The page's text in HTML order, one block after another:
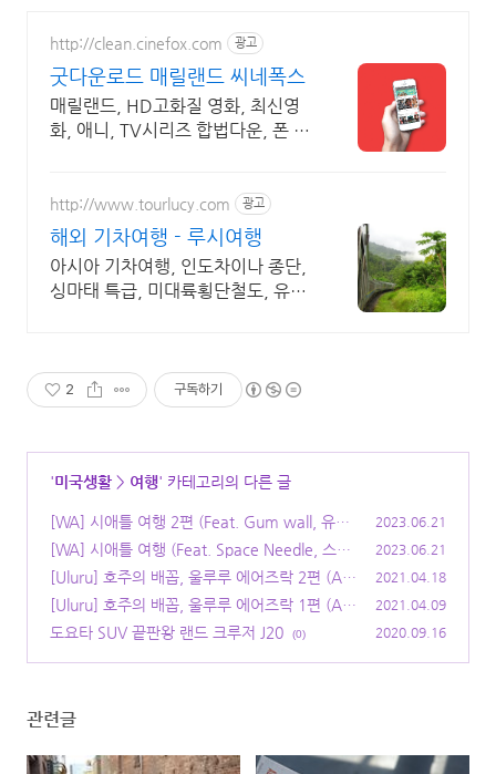
http://clean.cinefox.com 광고
굿다운로드 매릴랜드 씨네폭스
매릴랜드, HD고화질 영화, 최신영
화, 애니, TV시리즈 합법다운, 폰 감
http://www.tourlucy.com 광고
해외 기차여행 - 루시여행
아시아 기차여행, 인도차이나 종단,
싱마태 특급, 미대륙횡단철도, 유라
2 구독하기
'미국생활 > 여행' 카테고리의 다른 글
[WA] 시애틀 여행 2편 (Feat. Gum wall, 유덥
UW)
(12)
2023.06.21
[WA] 시애틀 여행 (Feat. Space Needle, 스타
벅스 1호점)
(12)
2023.06.21
[Uluru] 호주의 배꼽, 울루루 에어즈락 2편 (Ay
ers rock)
(0)
2021.04.18
[Uluru] 호주의 배꼽, 울루루 에어즈락 1편 (Ay
ers rock)
(0)
2021.04.09
도요타 SUV 끝판왕 랜드 크루저 J20 (0) 2020.09.16
관련글